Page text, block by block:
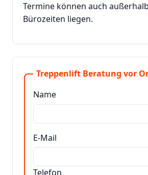
Termine können auch
Bürozeiten liegen.
Treppenlift Beratung vor
Name
E-Mail
Telefon